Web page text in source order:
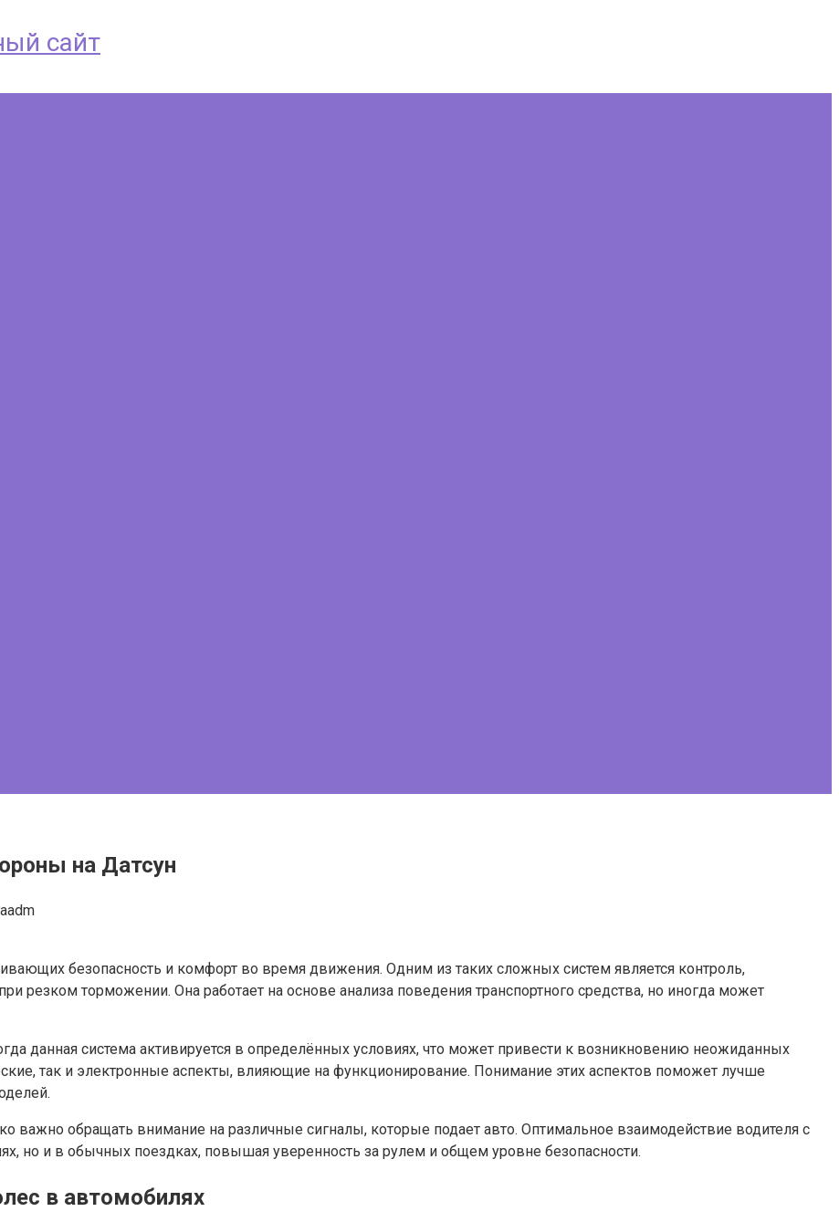
сайт
на Датсун
безопасность и комфорт во время движения. Одним из таких сложных систем является контроль,
резком торможении. Она работает на основе анализа поведения транспортного средства, но иногда может
данная система активируется в определённых условиях, что может привести к возникновению неожиданных
так и электронные аспекты, влияющие на функционирование. Понимание этих аспектов поможет лучше
обращать внимание на различные сигналы, которые подает авто. Оптимальное взаимодействие водителя с
но и в обычных поездках, повышая уверенность за рулем и общем уровне безопасности.
в автомобилях